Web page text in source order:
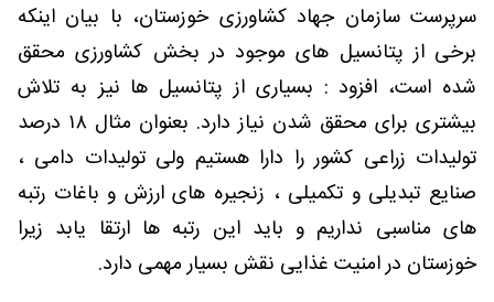
سرپرست سازمان جهاد کشاورزی خوزستان، با بیان اینکه
برخی از پتانسیل های موجود در بخش کشاورزی محقق
شده است، افزود : بسیاری از پتانسیل ها نیز به تلاش
بیشتری برای محقق شدن نیاز دارد. بعنوان مثال ۱۸ درصد
تولیدات زراعی کشور را دارا هستیم ولی تولیدات دامی ،
صنایع تبدیلی و تکمیلی ، زنجیره های ارزش و باغات رتبه
های مناسبی نداریم و باید این رتبه ها ارتقا یابد زیرا
خوزستان در امنیت غذایی نقش بسیار مهمی دارد.